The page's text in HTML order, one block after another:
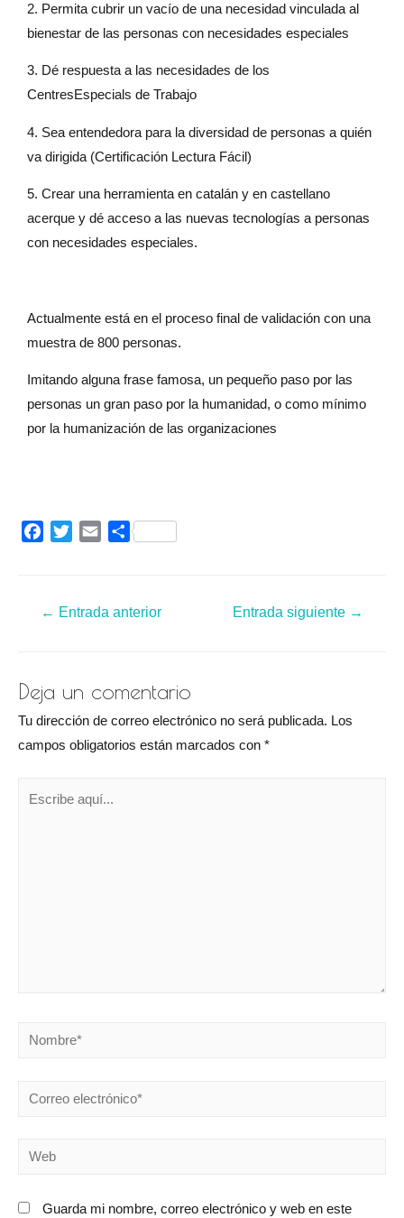
2. Permita cubrir un vacío de una necesidad vinculada al
bienestar de las personas con necesidades especiales
3. Dé respuesta a las necesidades de los
CentresEspecials de Trabajo
4. Sea entendedora para la diversidad de personas a quién
va dirigida (Certificación Lectura Fácil)
5. Crear una herramienta en catalán y en castellano
acerque y dé acceso a las nuevas tecnologías a personas
con necesidades especiales.
Actualmente está en el proceso final de validación con una
muestra de 800 personas.
Imitando alguna frase famosa, un pequeño paso por las
personas un gran paso por la humanidad, o como mínimo
por la humanización de las organizaciones
b
t
l
C
a
r
← Entrada anterior Entrada siguiente →
Deja un comentario
Tu dirección de correo electrónico no será publicada. Los
campos obligatorios están marcados con *
Guarda mi nombre, correo electrónico y web en este